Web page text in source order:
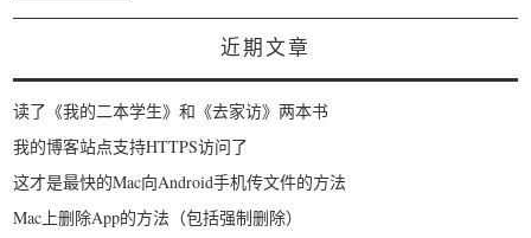
近期文章
读了《我的二本学生》和《去家访》两本书
我的博客站点支持HTTPS访问了
这才是最快的Mac向Android手机传文件的方法
Mac上删除App的方法（包括强制删除）